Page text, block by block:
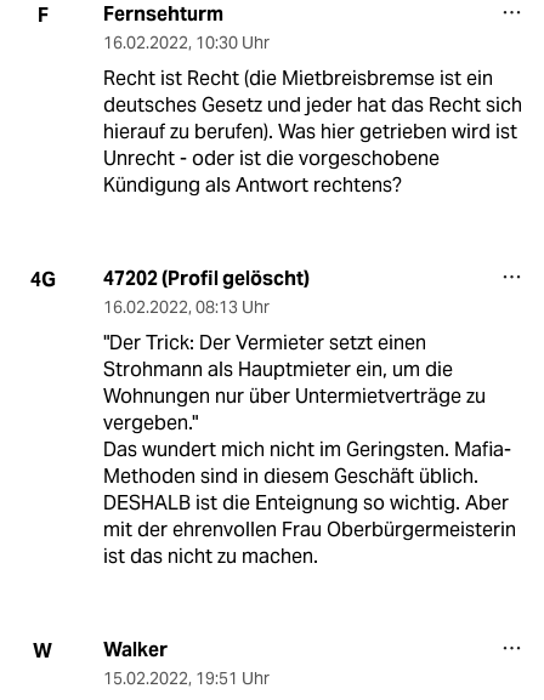
F Fernsehturm
16.02.2022, 10:30 Uhr
Recht ist Recht (die Mietbreisbremse ist ein
deutsches Gesetz und jeder hat das Recht sich
hierauf zu berufen). Was hier getrieben wird ist
Unrecht - oder ist die vorgeschobene
Kündigung als Antwort rechtens?
4G 47202 (Profil gelöscht)
16.02.2022, 08:13 Uhr
"Der Trick: Der Vermieter setzt einen
Strohmann als Hauptmieter ein, um die
Wohnungen nur über Untermietverträge zu
vergeben."
Das wundert mich nicht im Geringsten. Mafia-
Methoden sind in diesem Geschäft üblich.
DESHALB ist die Enteignung so wichtig. Aber
mit der ehrenvollen Frau Oberbürgermeisterin
ist das nicht zu machen.
W Walker
15.02.2022, 19:51 Uhr